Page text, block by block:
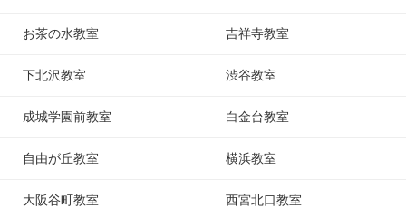
お茶の水教室 吉祥寺教室
下北沢教室 渋谷教室
成城学園前教室 白金台教室
自由が丘教室 横浜教室
大阪谷町教室 西宮北口教室